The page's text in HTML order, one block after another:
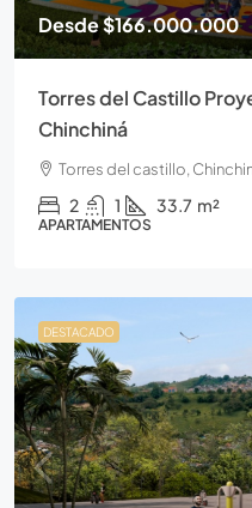
Desde$166.000.000
Torres del Castillo
Chinchiná
Torres del castillo,
2 1 33.7 m²
APARTAMENTOS
DESTACADO